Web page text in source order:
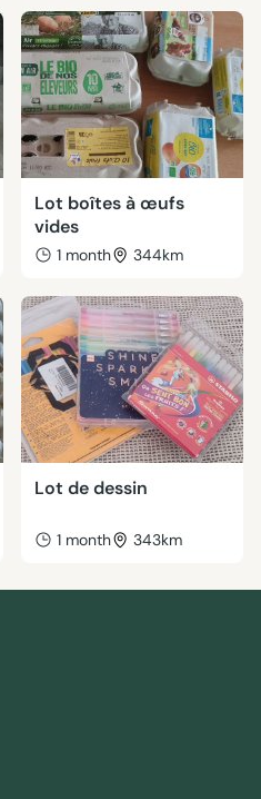
Lot boîtes à œufs
vides
1 month 344km
Lot de dessin
1 month 343km